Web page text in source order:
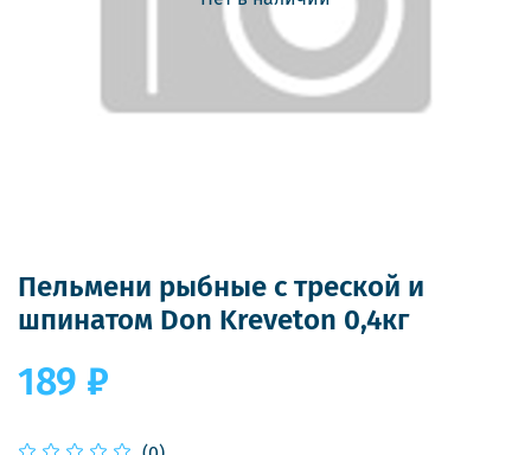
Пельмени рыбные с треской и
шпинатом Don Kreveton 0,4кг
189 ₽